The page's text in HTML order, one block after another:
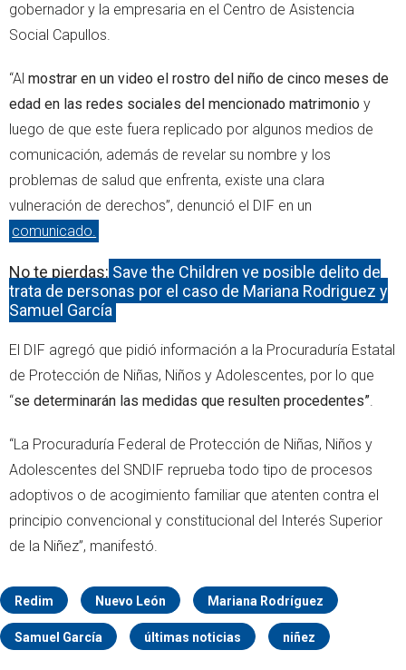
gobernador y la empresaria en el Centro de Asistencia
Social Capullos.
“Al mostrar en un video el rostro del niño de cinco meses de
edad en las redes sociales del mencionado matrimonio y
luego de que este fuera replicado por algunos medios de
comunicación, además de revelar su nombre y los
problemas de salud que enfrenta, existe una clara
vulneración de derechos”, denunció el DIF en un
comunicado.
No te pierdas: Save the Children ve posible delito de
trata de personas por el caso de Mariana Rodriguez y
Samuel García
El DIF agregó que pidió información a la Procuraduría Estatal
de Protección de Niñas, Niños y Adolescentes, por lo que
“se determinarán las medidas que resulten procedentes”
“La Procuraduría Federal de Protección de Niñas, Niños y
Adolescentes del SNDIF reprueba todo tipo de procesos
adoptivos o de acogimiento familiar que atenten contra el
principio convencional y constitucional del Interés Superior
de la Niñez”, manifestó.
Redim Nuevo León Mariana Rodríguez
Samuel García últimas noticias niñez